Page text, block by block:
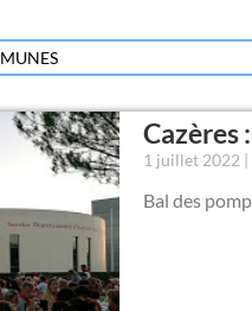
Cazères
1 juillet 2022
Bal des